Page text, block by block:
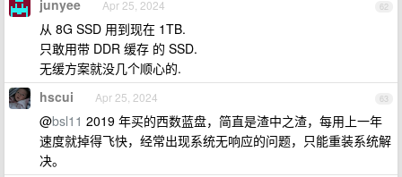
62
junyee Apr 25, 2024
从 8G SSD 用到现在 1TB.
只敢用带 DDR 缓存 的 SSD.
无缓方案就没几个顺心的.
63
hscui Apr 25, 2024
@bsl11 2019 年买的西数蓝盘，简直是渣中之渣，每用上一年
速度就掉得飞快，经常出现系统无响应的问题，只能重装系统解
决。